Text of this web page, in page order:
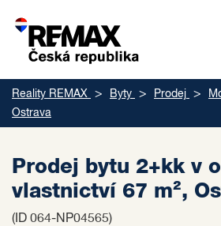
Reality REMAX Byty Prodej
Ostrava
Prodej bytu 2+kk v
vlastnictví 67 m²,
(ID 064-NP04565)